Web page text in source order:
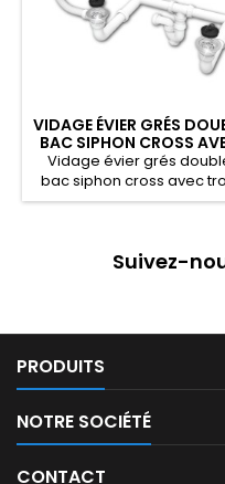
VIDAGE ÉVIER GRÉS
BAC SIPHON CROSS
TROP PLEIN + ANNEAU
"GAIN D’ESPACE"
Vidage évier grés
bac siphon cross avec
plein + anneau "gain
overflow with ring
Suivez-
PRODUITS
NOTRE SOCIÉTÉ
CONTACT